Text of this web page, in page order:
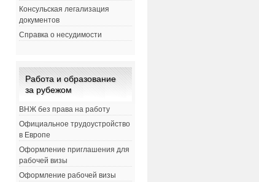
Консульская легализация
документов
Справка о несудимости
Работа и образование
за рубежом
ВНЖ без права на работу
Официальное трудоустройство
в Европе
Оформление приглашения для
рабочей визы
Оформление рабочей визы